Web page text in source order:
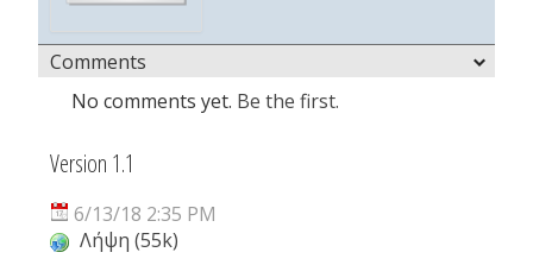
Comments
No comments yet. Be the first.
Version 1.1
6/13/18 2:35 PM
Λήψη (55k)